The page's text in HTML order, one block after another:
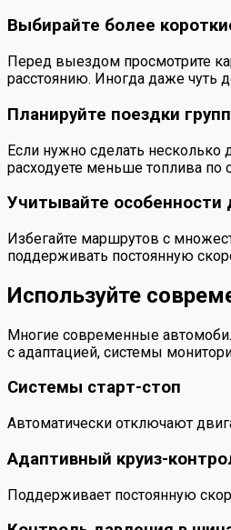
Выбирайте более
Перед выездом просмотрите
расстоянию. Иногда даже чуть
Планируйте поездки
Если нужно сделать несколько
расходуете меньше топлива по
Учитывайте
Избегайте маршрутов с
поддерживать постоянную
Используйте
Многие современные
с адаптацией, системы
Системы старт-стоп
Автоматически отключают
Адаптивный круиз-
Поддерживает постоянную